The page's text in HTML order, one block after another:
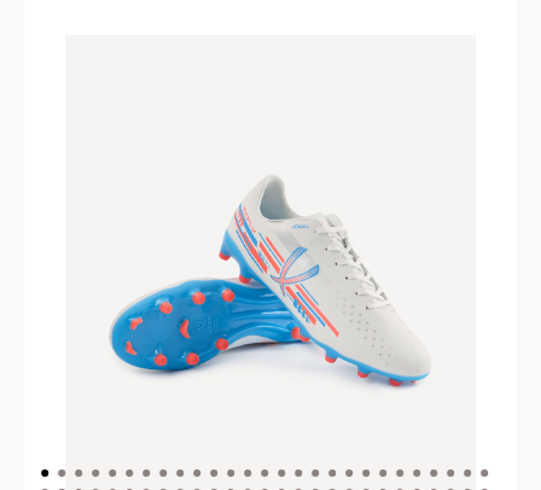
80.000 рублей
- сумма всех заказов за 6 месяцев
200.000 рублей.
(38%) - сумма всех заказов за 6 месяцев -
400.000 рублей.